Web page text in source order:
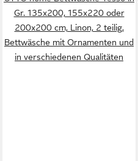
Gr. 135x200, 155x220 oder
200x200 cm, Linon, 2 teilig,
Bettwäsche mit Ornamenten und
in verschiedenen Qualitäten